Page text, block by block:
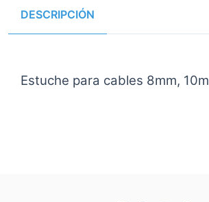
DESCRIPCIÓN
Estuche para cables 8mm, 10m